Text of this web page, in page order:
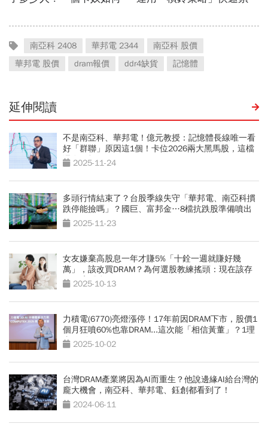
南亞科 2408 華邦電 2344
南亞科 股價
華邦電 股價
dram報價 ddr4缺貨 記憶體
延伸閱讀
不是南亞科、華邦電！億元教授：記憶體長線唯一看
好「群聯」原因這1個！卡位2026兩大黑馬股，這檔
還在銅板價
2025-11-24
多頭行情結束了？台股季線失守「華邦電、南亞科摜
跌停能撿嗎」？國巨、富邦金…8檔抗跌股準備噴出
2025-11-23
女友嫌棄高股息一年才賺5%「十銓一週就賺好幾
萬」，該改買DRAM？為何選股教練搖頭：現在該存
60％高股息
2025-10-13
力積電(6770)亮燈漲停！17年前因DRAM下市，股價1
個月狂噴60%也靠DRAM...這次能「相信黃董」？1理
由旺到Q4
2025-10-02
台灣DRAM產業將因為AI而重生？他說邊緣AI給台灣的
龐大機會，南亞科、華邦電、鈺創都看到了！
2024-06-11